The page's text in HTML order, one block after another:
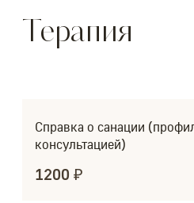
Терапия
Справка о санации
консультацией)
1200 ₽